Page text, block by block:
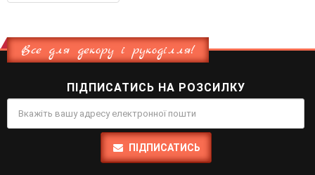
Все для декору і рукоділля!
ПІДПИСАТИСЬ НА РОЗСИЛКУ
ПІДПИСАТИСЬ